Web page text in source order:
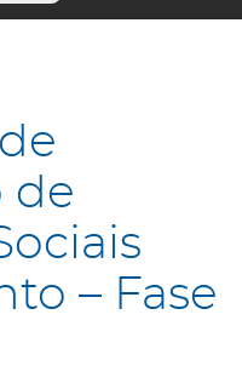
de
– Fase